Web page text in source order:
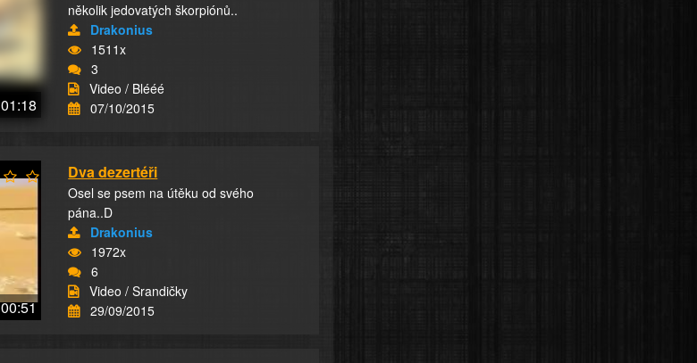
01:18
několik jedovatých škorpiónů..
Drakonius
1511x
3
Video / Blééé
07/10/2015
00:51
Dva dezertéři
Osel se psem na útěku od svého
pána..D
Drakonius
1972x
6
Video / Srandičky
29/09/2015